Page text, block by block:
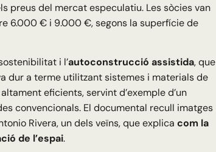
preus del mercat especulatiu. Les sòcies van
6.000 € i 9.000 €, segons la superfície de
i l’autoconstrucció assistida, que
dur a terme utilitzant sistemes i materials de
eficients, servint d’exemple d’un
convencionals. El documental recull imatges
Rivera, un dels veïns, que explica com la
de l’espai.